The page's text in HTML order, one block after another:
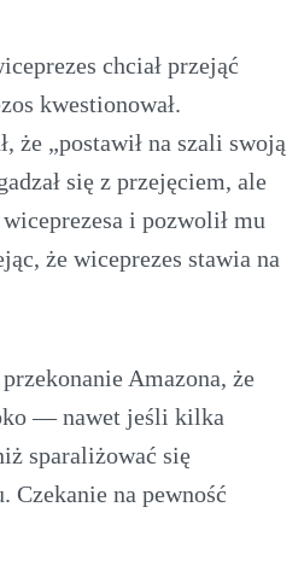
chciał przejąć
kwestionował.
że „postawił na szali swoją
się z przejęciem, ale
i pozwolił mu
że wiceprezes stawia na
Amazona, że
— nawet jeśli kilka
sparaliżować się
Czekanie na pewność